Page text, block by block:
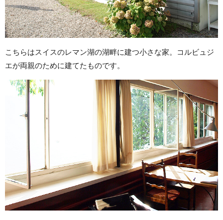
こちらはスイスのレマン湖の湖畔に建つ小さな家。コルビュジ
エが両親のために建てたものです。